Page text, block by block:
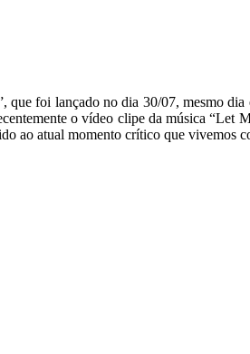
foi lançado no dia 30/07, mesmo
o vídeo clipe da música “Let
ao atual momento crítico que vivemos